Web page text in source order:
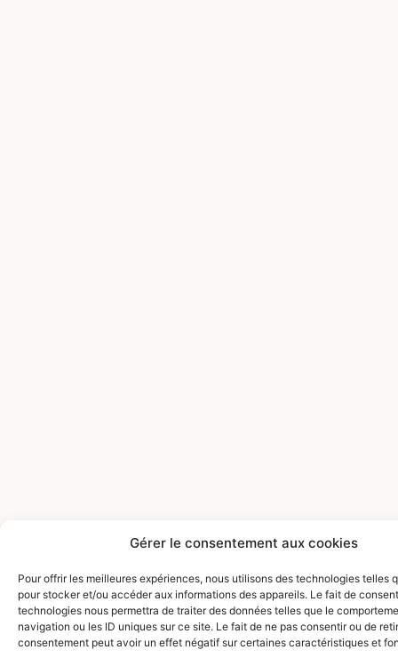
Gérer le consentement aux cookies
Pour offrir les meilleures expériences, nous utilisons des technologies telles
pour stocker et/ou accéder aux informations des appareils. Le fait de
technologies nous permettra de traiter des données telles que le
navigation ou les ID uniques sur ce site. Le fait de ne pas consentir ou de
consentement peut avoir un effet négatif sur certaines caractéristiques et